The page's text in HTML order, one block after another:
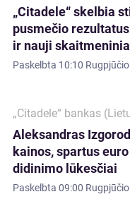
„Citadele“ skelbia
pusmečio
ir nauji
Paskelbta 10:10
„Citadele“ bankas
Aleksandras
kainos, spartus
didinimo lūkesčiai
Paskelbta 09:00